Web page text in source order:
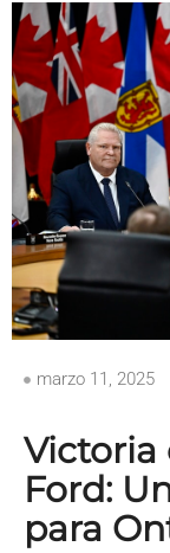
marzo 11, 2025
Victoria
Ford:
para